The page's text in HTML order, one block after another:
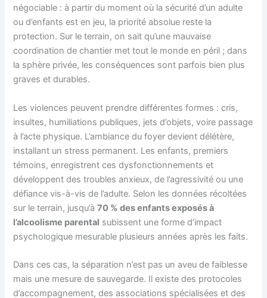
négociable : à partir du moment où la sécurité d’un adulte
ou d’enfants est en jeu, la priorité absolue reste la
protection. Sur le terrain, on sait qu’une mauvaise
coordination de chantier met tout le monde en péril ; dans
la sphère privée, les conséquences sont parfois bien plus
graves et durables.
Les violences peuvent prendre différentes formes : cris,
insultes, humiliations publiques, jets d’objets, voire passage
à l’acte physique. L’ambiance du foyer devient délétère,
installant un stress permanent. Les enfants, premiers
témoins, enregistrent ces dysfonctionnements et
développent des troubles anxieux, de l’agressivité ou une
défiance vis-à-vis de l’adulte. Selon les données récoltées
sur le terrain, jusqu’à70 % des enfants exposés à
l’alcoolisme parental subissent une forme d’impact
psychologique mesurable plusieurs années après les faits.
Dans ces cas, la séparation n’est pas un aveu de faiblesse
mais une mesure de sauvegarde. Il existe des protocoles
d’accompagnement, des associations spécialisées et des